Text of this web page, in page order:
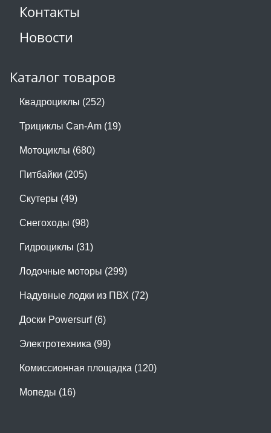
Контакты
Новости
Каталог товаров
Квадроциклы (252)
Трициклы Can-Am (19)
Мотоциклы (680)
Питбайки (205)
Скутеры (49)
Снегоходы (98)
Гидроциклы (31)
Лодочные моторы (299)
Надувные лодки из ПВХ (72)
Доски Powersurf (6)
Электротехника (99)
Комиссионная площадка (120)
Мопеды (16)